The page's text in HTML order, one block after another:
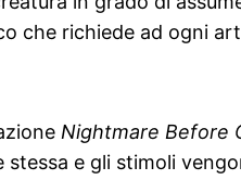
che richiede ad ogni
Nightmare Before
stessa e gli stimoli